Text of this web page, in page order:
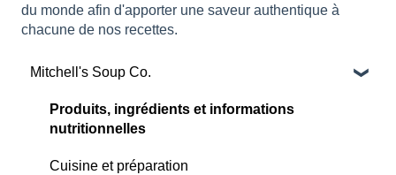
du monde afin d'apporter une saveur authentique à
chacune de nos recettes.
Mitchell's Soup Co.
Produits, ingrédients et informations
nutritionnelles
Cuisine et préparation